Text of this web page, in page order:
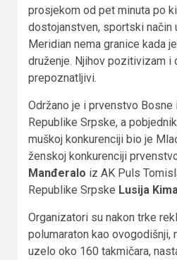
prosjekom od pet minuta po
dostojanstven, sportski način
Meridian nema granice kada
druženje. Njihov pozitivizam i
prepoznatljivi.
Održano je i prvenstvo
Republike Srpske, a
muškoj konkurenciji bio je
ženskoj konkurenciji
Manđeralo iz AK Puls
Republike Srpske Lusija
Organizatori su nakon trke
polumaraton kao ovogodišnji,
uzelo oko 160 takmičara,